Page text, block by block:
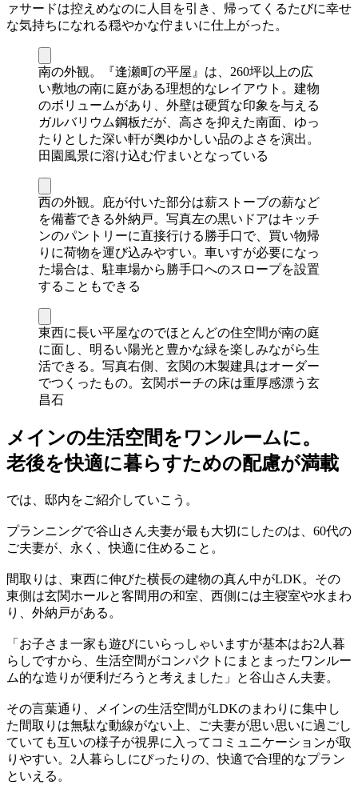
ァサードは控えめなのに人目を引き、帰ってくるたびに幸せ
な気持ちになれる穏やかな佇まいに仕上がった。
南の外観。『逢瀬町の平屋』は、260坪以上の広
い敷地の南に庭がある理想的なレイアウト。建物
のボリュームがあり、外壁は硬質な印象を与える
ガルバリウム鋼板だが、高さを抑えた南面、ゆっ
たりとした深い軒が奥ゆかしい品のよさを演出。
田園風景に溶け込む佇まいとなっている
西の外観。庇が付いた部分は薪ストーブの薪など
を備蓄できる外納戸。写真左の黒いドアはキッチ
ンのパントリーに直接行ける勝手口で、買い物帰
りに荷物を運び込みやすい。車いすが必要になっ
た場合は、駐車場から勝手口へのスロープを設置
することもできる
東西に長い平屋なのでほとんどの住空間が南の庭
に面し、明るい陽光と豊かな緑を楽しみながら生
活できる。写真右側、玄関の木製建具はオーダー
でつくったもの。玄関ポーチの床は重厚感漂う玄
昌石
メインの生活空間をワンルームに。
老後を快適に暮らすための配慮が満載
では、邸内をご紹介していこう。
プランニングで谷山さん夫妻が最も大切にしたのは、60代の
ご夫妻が、永く、快適に住めること。
間取りは、東西に伸びた横長の建物の真ん中がLDK。その
東側は玄関ホールと客間用の和室、西側には主寝室や水まわ
り、外納戸がある。
「お子さま一家も遊びにいらっしゃいますが基本はお2人暮
らしですから、生活空間がコンパクトにまとまったワンルー
ム的な造りが便利だろうと考えました」と谷山さん夫妻。
その言葉通り、メインの生活空間がLDKのまわりに集中し
た間取りは無駄な動線がない上、ご夫妻が思い思いに過ごし
ていても互いの様子が視界に入ってコミュニケーションが取
りやすい。2人暮らしにぴったりの、快適で合理的なプラン
といえる。